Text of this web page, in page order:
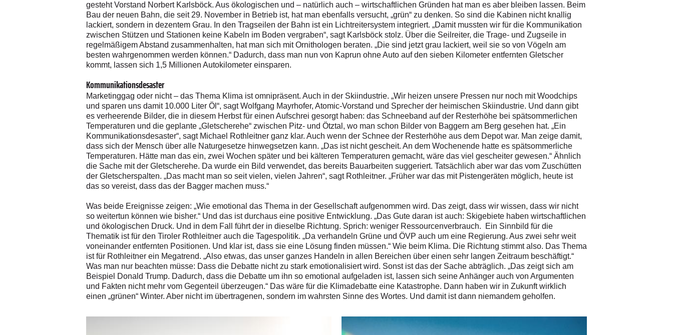
gesteht Vorstand Norbert Karlsböck. Aus ökologischen und – natürlich auch – wirtschaftlichen Gründen hat man es aber bleiben lassen. Beim
Bau der neuen Bahn, die seit 29. November in Betrieb ist, hat man ebenfalls versucht, „grün“ zu denken. So sind die Kabinen nicht knallig
lackiert, sondern in dezentem Grau. In den Tragseilen der Bahn ist ein Lichtreitersystem integriert. „Damit mussten wir für die Kommunikation
zwischen Stützen und Stationen keine Kabeln im Boden vergraben“, sagt Karlsböck stolz. Über die Seilreiter, die Trage- und Zugseile in
regelmäßigem Abstand zusammenhalten, hat man sich mit Ornithologen beraten. „Die sind jetzt grau lackiert, weil sie so von Vögeln am
besten wahrgenommen werden können.“ Dadurch, dass man nun von Kaprun ohne Auto auf den sieben Kilometer entfernten Gletscher
kommt, lassen sich 1,5 Millionen Autokilometer einsparen.
Kommunikationsdesaster
Marketinggag oder nicht – das Thema Klima ist omnipräsent. Auch in der Skiindustrie. „Wir heizen unsere Pressen nur noch mit Woodchips
und sparen uns damit 10.000 Liter Öl“, sagt Wolfgang Mayrhofer, Atomic-Vorstand und Sprecher der heimischen Skiindustrie. Und dann gibt
es verheerende Bilder, die in diesem Herbst für einen Aufschrei gesorgt haben: das Schneeband auf der Resterhöhe bei spätsommerlichen
Temperaturen und die geplante „Gletscherehe“ zwischen Pitz- und Ötztal, wo man schon Bilder von Baggern am Berg gesehen hat. „Ein
Kommunikationsdesaster“, sagt Michael Rothleitner ganz klar. Auch wenn der Schnee der Resterhöhe aus dem Depot war. Man zeige damit,
dass sich der Mensch über alle Naturgesetze hinwegsetzen kann. „Das ist nicht gescheit. An dem Wochenende hatte es spätsommerliche
Temperaturen. Hätte man das ein, zwei Wochen später und bei kälteren Temperaturen gemacht, wäre das viel gescheiter gewesen.“ Ähnlich
die Sache mit der Gletscherehe. Da wurde ein Bild verwendet, das bereits Bauarbeiten suggeriert. Tatsächlich aber war das vom Zuschütten
der Gletscherspalten. „Das macht man so seit vielen, vielen Jahren“, sagt Rothleitner. „Früher war das mit Pistengeräten möglich, heute ist
das so vereist, dass das der Bagger machen muss.“
Was beide Ereignisse zeigen: „Wie emotional das Thema in der Gesellschaft aufgenommen wird. Das zeigt, dass wir wissen, dass wir nicht
so weitertun können wie bisher.“ Und das ist durchaus eine positive Entwicklung. „Das Gute daran ist auch: Skigebiete haben wirtschaftlichen
und ökologischen Druck. Und in dem Fall führt der in dieselbe Richtung. Sprich: weniger Ressourcenverbrauch. Ein Sinnbild für die
Thematik ist für den Tiroler Rothleitner auch die Tagespolitik. „Da verhandeln Grüne und ÖVP auch um eine Regierung. Aus zwei sehr weit
voneinander entfernten Positionen. Und klar ist, dass sie eine Lösung finden müssen.“ Wie beim Klima. Die Richtung stimmt also. Das Thema
ist für Rothleitner ein Megatrend. „Also etwas, das unser ganzes Handeln in allen Bereichen über einen sehr langen Zeitraum beschäftigt.“
Was man nur beachten müsse: Dass die Debatte nicht zu stark emotionalisiert wird. Sonst ist das der Sache abträglich. „Das zeigt sich am
Beispiel Donald Trump. Dadurch, dass die Debatte um ihn so emotional aufgeladen ist, lassen sich seine Anhänger auch von Argumenten
und Fakten nicht mehr vom Gegenteil überzeugen.“ Das wäre für die Klimadebatte eine Katastrophe. Dann haben wir in Zukunft wirklich
einen „grünen“ Winter. Aber nicht im übertragenen, sondern im wahrsten Sinne des Wortes. Und damit ist dann niemandem geholfen.